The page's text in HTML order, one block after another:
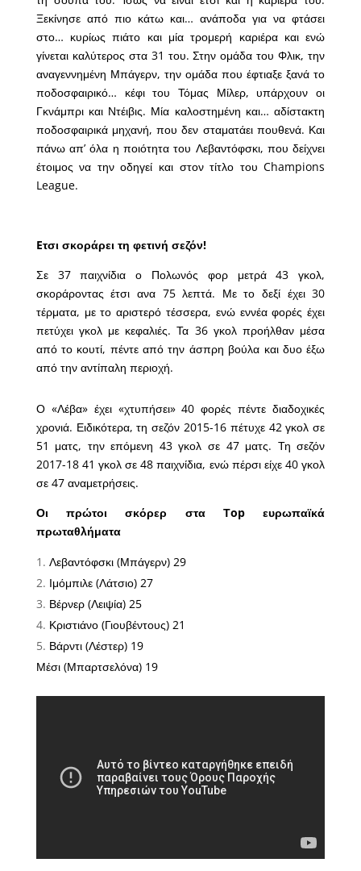
Ξεκίνησε από πιο κάτω και… ανάποδα για να φτάσει
στο… κυρίως πιάτο και μία τρομερή καριέρα και ενώ
γίνεται καλύτερος στα 31 του. Στην ομάδα του Φλικ, την
αναγεννημένη Μπάγερν, την ομάδα που έφτιαξε ξανά το
ποδοσφαιρικό… κέφι του Τόμας Μίλερ, υπάρχουν οι
Γκνάμπρι και Ντέιβις. Μία καλοστημένη και… αδίστακτη
ποδοσφαιρικά μηχανή, που δεν σταματάει πουθενά. Και
πάνω απ’ όλα η ποιότητα του Λεβαντόφσκι, που δείχνει
έτοιμος να την οδηγεί και στον τίτλο του Champions
League.
Eτσι σκοράρει τη φετινή σεζόν!
Σε 37 παιχνίδια ο Πολωνός φορ μετρά 43 γκολ,
σκοράροντας έτσι ανα 75 λεπτά. Με το δεξί έχει 30
τέρματα, με το αριστερό τέσσερα, ενώ εννέα φορές έχει
πετύχει γκολ με κεφαλιές. Τα 36 γκολ προήλθαν μέσα
από το κουτί, πέντε από την άσπρη βούλα και δυο έξω
από την αντίπαλη περιοχή.
Ο «Λέβα» έχει «χτυπήσει» 40 φορές πέντε διαδοχικές
χρονιά. Ειδικότερα, τη σεζόν 2015-16 πέτυχε 42 γκολ σε
51 ματς, την επόμενη 43 γκολ σε 47 ματς. Τη σεζόν
2017-18 41 γκολ σε 48 παιχνίδια, ενώ πέρσι είχε 40 γκολ
σε 47 αναμετρήσεις.
Οι πρώτοι σκόρερ στα Τop ευρωπαϊκά
πρωταθλήματα
Λεβαντόφσκι (Μπάγερν) 29
Ιμόμπιλε (Λάτσιο) 27
Βέρνερ (Λειψία) 25
Κριστιάνο (Γιουβέντους) 21
Βάρντι (Λέστερ) 19
Μέσι (Μπαρτσελόνα) 19